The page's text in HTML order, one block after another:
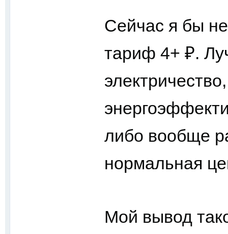
Сейчас я бы
тариф 4+ ₽.
либо вообще
нормальная
Мой вывод